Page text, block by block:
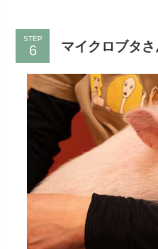
STEP
マイクロブタ